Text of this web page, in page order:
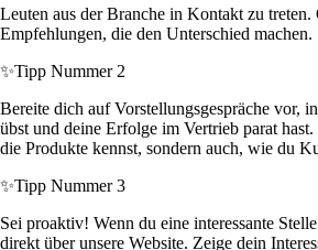
Leuten aus der Branche in Kontakt zu treten.
Empfehlungen, die den Unterschied machen.
✨Tipp Nummer 2
Bereite dich auf Vorstellungsgespräche vor,
übst und deine Erfolge im Vertrieb parat
die Produkte kennst, sondern auch, wie du
✨Tipp Nummer 3
Sei proaktiv! Wenn du eine interessante
direkt über unsere Website. Zeige dein